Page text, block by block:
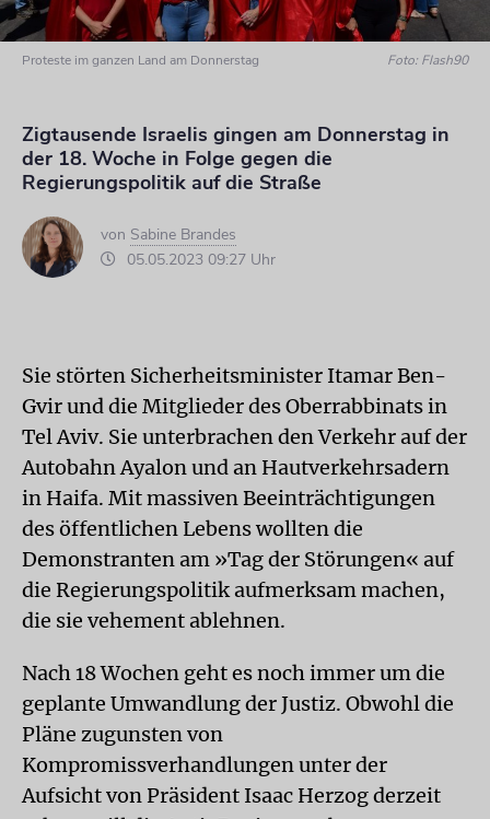
Proteste im ganzen Land am Donnerstag Foto: Flash90
Zigtausende Israelis gingen am Donnerstag in
der 18. Woche in Folge gegen die
Regierungspolitik auf die Straße
von Sabine Brandes
05.05.2023 09:27 Uhr
Sie störten Sicherheitsminister Itamar Ben-
Gvir und die Mitglieder des Oberrabbinats in
Tel Aviv. Sie unterbrachen den Verkehr auf der
Autobahn Ayalon und an Hautverkehrsadern
in Haifa. Mit massiven Beeinträchtigungen
des öffentlichen Lebens wollten die
Demonstranten am »Tag der Störungen« auf
die Regierungspolitik aufmerksam machen,
die sie vehement ablehnen.
Nach 18 Wochen geht es noch immer um die
geplante Umwandlung der Justiz. Obwohl die
Pläne zugunsten von
Kompromissverhandlungen unter der
Aufsicht von Präsident Isaac Herzog derzeit